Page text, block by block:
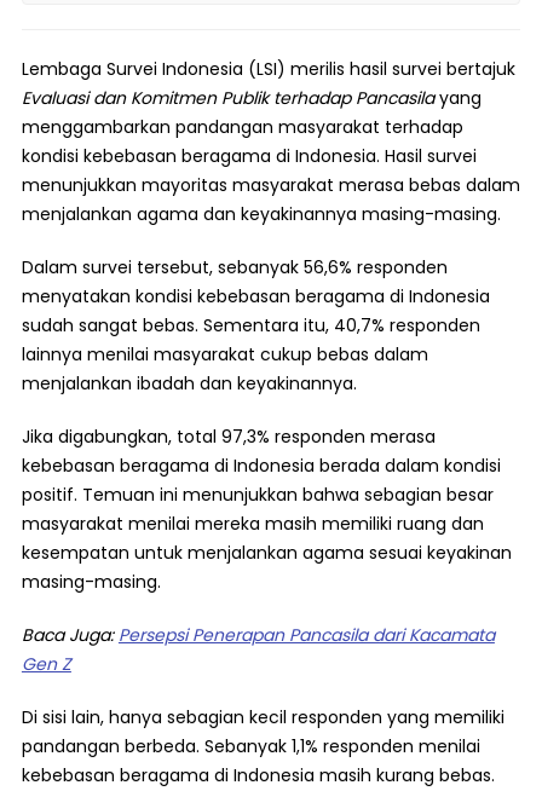
Lembaga Survei Indonesia (LSI) merilis hasil survei bertajuk
Evaluasi dan Komitmen Publik terhadap Pancasilayang
menggambarkan pandangan masyarakat terhadap
kondisi kebebasan beragama di Indonesia. Hasil survei
menunjukkan mayoritas masyarakat merasa bebas dalam
menjalankan agama dan keyakinannya masing-masing.
Dalam survei tersebut, sebanyak 56,6% responden
menyatakan kondisi kebebasan beragama di Indonesia
sudah sangat bebas. Sementara itu, 40,7% responden
lainnya menilai masyarakat cukup bebas dalam
menjalankan ibadah dan keyakinannya.
Jika digabungkan, total 97,3% responden merasa
kebebasan beragama di Indonesia berada dalam kondisi
positif. Temuan ini menunjukkan bahwa sebagian besar
masyarakat menilai mereka masih memiliki ruang dan
kesempatan untuk menjalankan agama sesuai keyakinan
masing-masing.
Baca Juga: Persepsi Penerapan Pancasila dari Kacamata
Gen Z
Di sisi lain, hanya sebagian kecil responden yang memiliki
pandangan berbeda. Sebanyak 1,1% responden menilai
kebebasan beragama di Indonesia masih kurang bebas.